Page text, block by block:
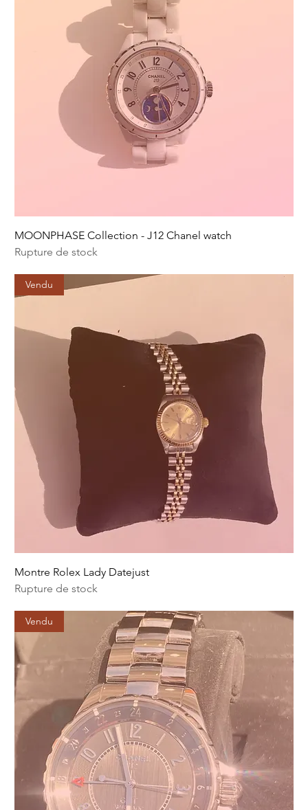
MOONPHASE Collection - J12 Chanel watch
Rupture de stock
Vendu
Montre Rolex Lady Datejust
Rupture de stock
Vendu